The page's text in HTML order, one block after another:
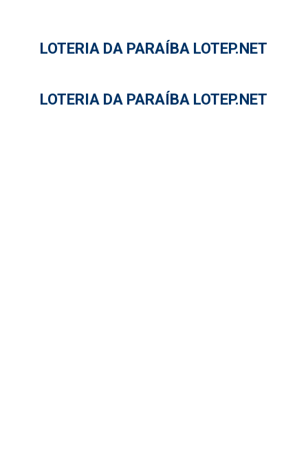
LOTERIA DA PARAÍBA LOTEP.NET
LOTERIA DA PARAÍBA LOTEP.NET